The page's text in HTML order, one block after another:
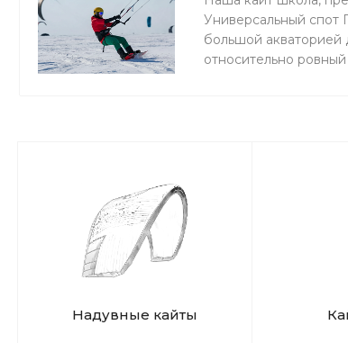
Универсальный спот
большой акваторией
относительно
Надувные кайты